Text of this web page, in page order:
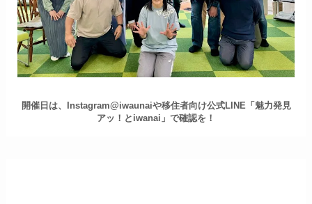
開催日は、Instagram@iwaunaiや移住者向け公式LINE「魅力発見
アッ！とiwanai」で確認を！